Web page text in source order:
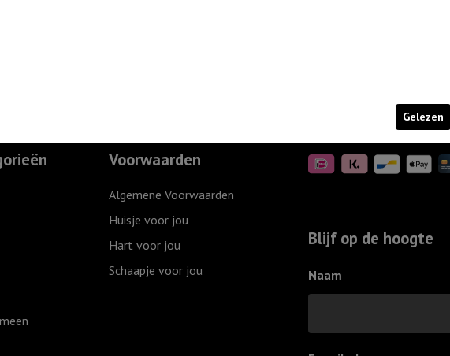
Voorwaarden
Algemene Voorwaarden
Huisje voor jou
Hart voor jou
Schaapje voor jou
Blijf op de hoogte
Naam
Gelezen